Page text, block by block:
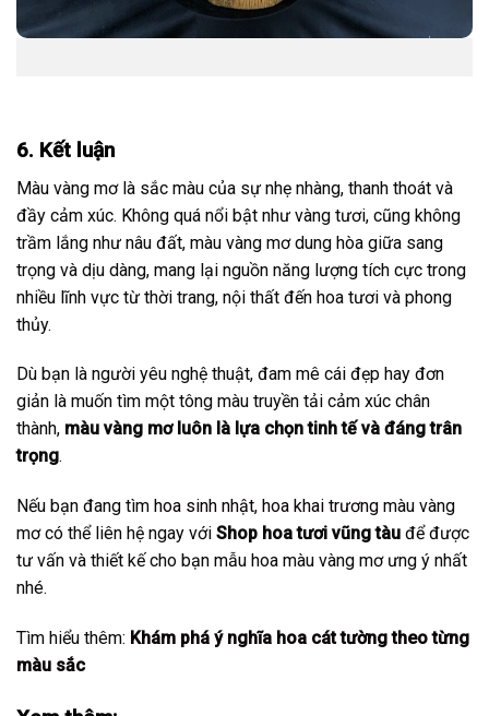
6. Kết luận
Màu vàng mơ là sắc màu của sự nhẹ nhàng, thanh thoát và
đầy cảm xúc. Không quá nổi bật như vàng tươi, cũng không
trầm lắng như nâu đất, màu vàng mơ dung hòa giữa sang
trọng và dịu dàng, mang lại nguồn năng lượng tích cực trong
nhiều lĩnh vực từ thời trang, nội thất đến hoa tươi và phong
thủy.
Dù bạn là người yêu nghệ thuật, đam mê cái đẹp hay đơn
giản là muốn tìm một tông màu truyền tải cảm xúc chân
thành, màu vàng mơ luôn là lựa chọn tinh tế và đáng trân
trọng.
Nếu bạn đang tìm hoa sinh nhật, hoa khai trương màu vàng
mơ có thể liên hệ ngay với Shop hoa tươi vũng tàu để được
tư vấn và thiết kế cho bạn mẫu hoa màu vàng mơ ưng ý nhất
nhé.
Tìm hiểu thêm: Khám phá ý nghĩa hoa cát tường theo từng
màu sắc